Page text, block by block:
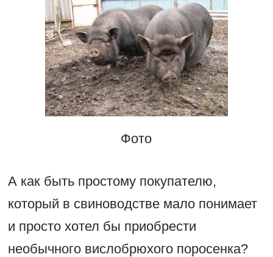
Фото
А как быть простому покупателю,
который в свиноводстве мало понимает
и просто хотел бы приобрести
необычного вислобрюхого поросенка?